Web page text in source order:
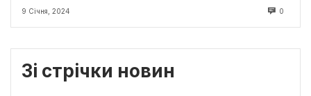
9 Січня, 2024 0
Зі стрічки новин